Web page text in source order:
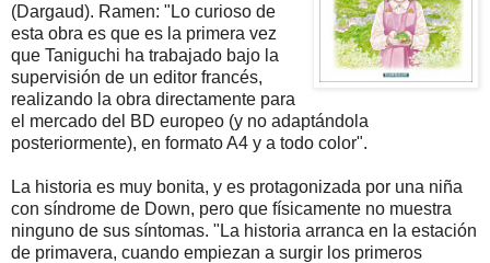
(Dargaud). Ramen: "Lo curioso de
esta obra es que es la primera vez
que Taniguchi ha trabajado bajo la
supervisión de un editor francés,
realizando la obra directamente para
el mercado del BD europeo (y no adaptándola
posteriormente), en formato A4 y a todo color".
La historia es muy bonita, y es protagonizada por una niña
con síndrome de Down, pero que físicamente no muestra
ninguno de sus síntomas. "La historia arranca en la estación
de primavera, cuando empiezan a surgir los primeros